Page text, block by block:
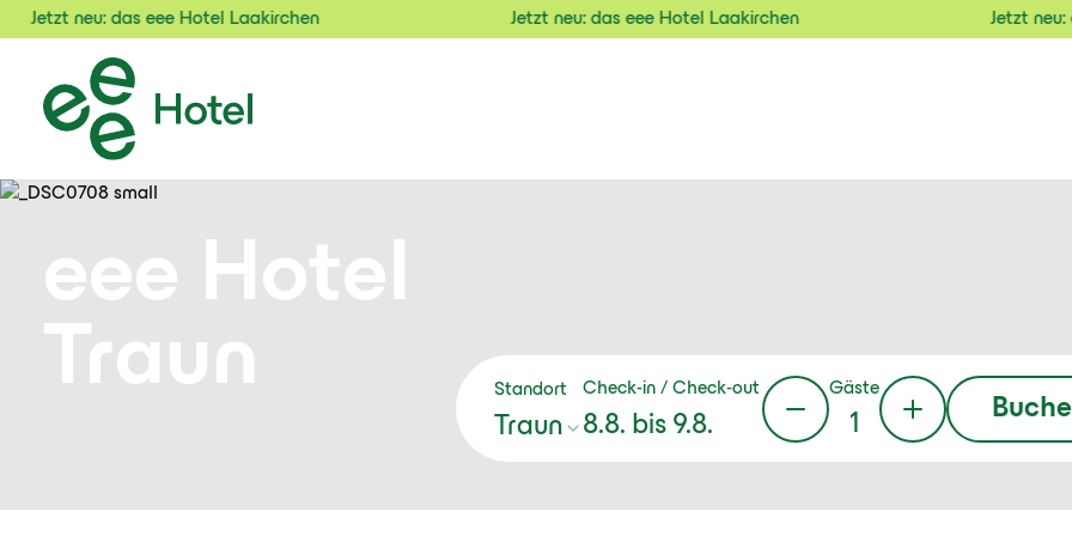
Jetzt neu: das eee Hotel Laakirchen Jetzt neu: das eee Hotel Laakirchen
eee Hotel
Traun
Standort
Traun
Check-in / Check-out
8.8. bis 9.8.
Gäste
1